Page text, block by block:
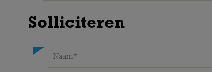
Solliciteren